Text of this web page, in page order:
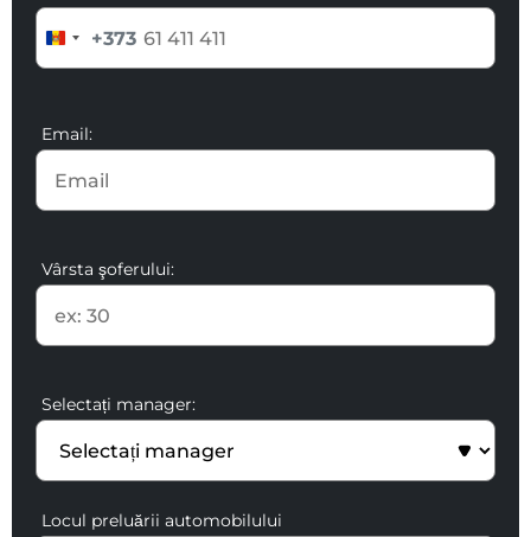
+373
Email:
Vârsta şoferului:
Selectați manager:
Locul preluării automobilului